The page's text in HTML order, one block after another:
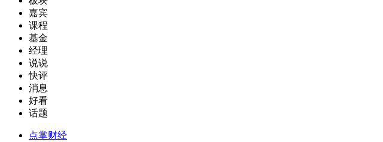
嘉宾
课程
基金
经理
说说
快评
消息
好看
话题
点掌财经